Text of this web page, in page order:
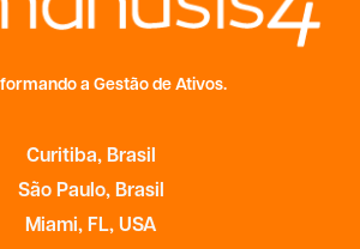
a Gestão de Ativos.
Curitiba, Brasil
São Paulo, Brasil
Miami, FL, USA